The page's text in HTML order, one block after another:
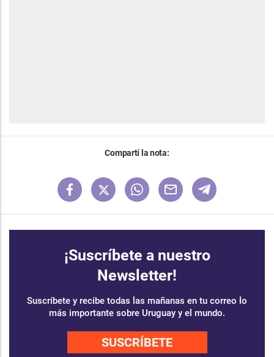
Compartí la nota:
¡Suscríbete a nuestro
Newsletter!
Suscríbete y recibe todas las mañanas en tu correo lo
más importante sobre Uruguay y el mundo.
SUSCRÍBETE